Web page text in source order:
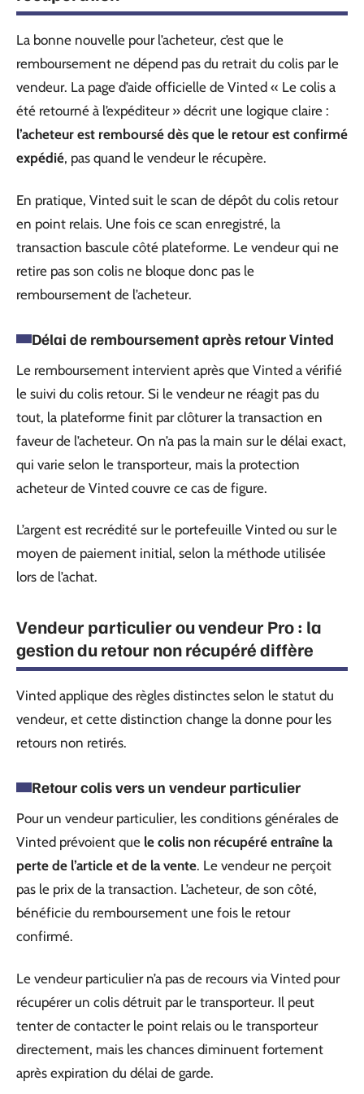
La bonne nouvelle pour l’acheteur, c’est que le
remboursement ne dépend pas du retrait du colis par le
vendeur. La page d’aide officielle de Vinted « Le colis a
été retourné à l’expéditeur » décrit une logique claire :
l’acheteur est remboursé dès que le retour est confirmé
expédié, pas quand le vendeur le récupère.
En pratique, Vinted suit le scan de dépôt du colis retour
en point relais. Une fois ce scan enregistré, la
transaction bascule côté plateforme. Le vendeur qui ne
retire pas son colis ne bloque donc pas le
remboursement de l’acheteur.
Délai de remboursement après retour Vinted
Le remboursement intervient après que Vinted a vérifié
le suivi du colis retour. Si le vendeur ne réagit pas du
tout, la plateforme finit par clôturer la transaction en
faveur de l’acheteur. On n’a pas la main sur le délai exact,
qui varie selon le transporteur, mais la protection
acheteur de Vinted couvre ce cas de figure.
L’argent est recrédité sur le portefeuille Vinted ou sur le
moyen de paiement initial, selon la méthode utilisée
lors de l’achat.
Vendeur particulier ou vendeur Pro : la
gestion du retour non récupéré diffère
Vinted applique des règles distinctes selon le statut du
vendeur, et cette distinction change la donne pour les
retours non retirés.
Retour colis vers un vendeur particulier
Pour un vendeur particulier, les conditions générales de
Vinted prévoient que le colis non récupéré entraîne la
perte de l’article et de la vente. Le vendeur ne perçoit
pas le prix de la transaction. L’acheteur, de son côté,
bénéficie du remboursement une fois le retour
confirmé.
Le vendeur particulier n’a pas de recours via Vinted pour
récupérer un colis détruit par le transporteur. Il peut
tenter de contacter le point relais ou le transporteur
directement, mais les chances diminuent fortement
après expiration du délai de garde.